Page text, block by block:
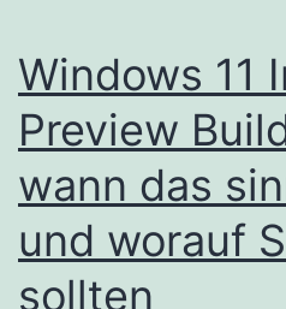
Windows 11
Preview
wann das
und worauf
sollten